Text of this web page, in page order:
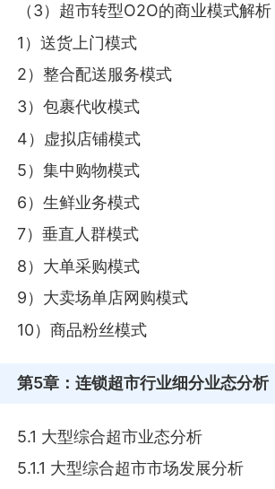
（3）超市转型O2O的商业模式解析
1）送货上门模式
2）整合配送服务模式
3）包裹代收模式
4）虚拟店铺模式
5）集中购物模式
6）生鲜业务模式
7）垂直人群模式
8）大单采购模式
9）大卖场单店网购模式
10）商品粉丝模式
第5章 ：连锁超市行业细分业态分析
5.1 大型综合超市业态分析
5.1.1 大型综合超市市场发展分析